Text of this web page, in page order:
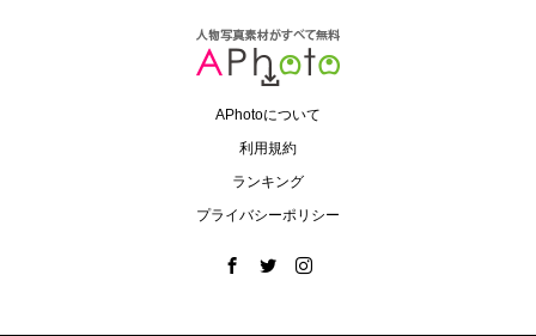
APhotoについて
利用規約
ランキング
プライバシーポリシー